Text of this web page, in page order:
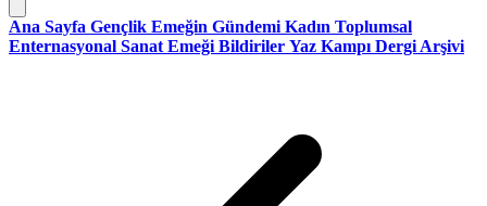
Ana Sayfa Gençlik Emeğin Gündemi Kadın Toplumsal
Enternasyonal Sanat Emeği Bildiriler Yaz Kampı Dergi Arşivi